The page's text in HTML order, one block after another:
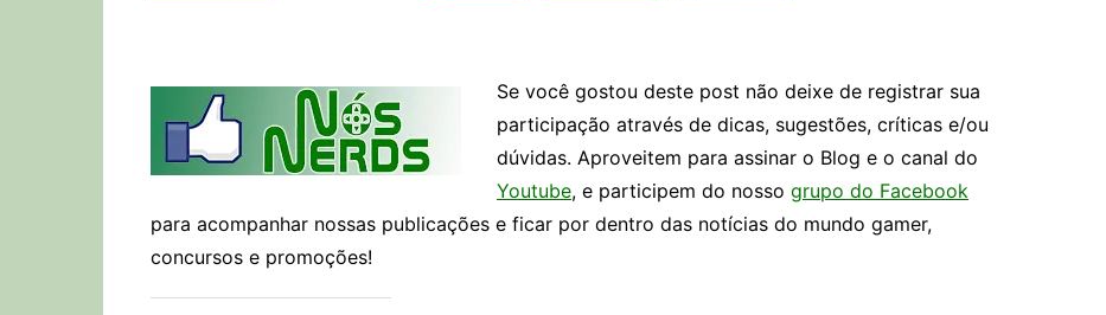
Se você gostou deste post não deixe de registrar sua
participação através de dicas, sugestões, críticas e/ou
dúvidas. Aproveitem para assinar o Blog e o canal do
Youtube, e participem do nosso grupo do Facebook
para acompanhar nossas publicações e ficar por dentro das notícias do mundo gamer,
concursos e promoções!